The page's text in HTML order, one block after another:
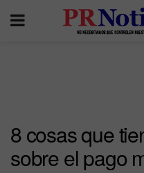
8 cosas que
sobre el pago